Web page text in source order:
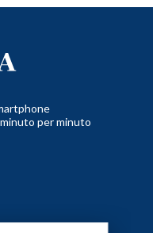
per minuto